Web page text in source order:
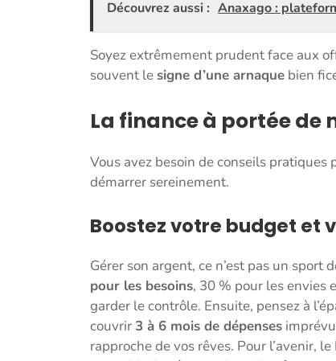
Découvrez aussi : Anaxago :
Soyez extrêmement prudent face aux
souvent lesigne d’une arnaque bien
La finance à portée de
Vous avez besoin de conseils
démarrer sereinement.
Boostez votre budget et
Gérer son argent, ce n’est pas un sport
pour les besoins, 30 % pour les envies
garder le contrôle. Ensuite, pensez à
couvrir3 à 6 mois de dépenses
rapproche de vos rêves. Pour l’avenir,